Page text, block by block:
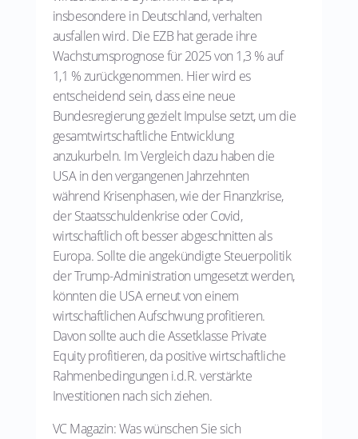
insbesondere in Deutschland, verhalten
ausfallen wird. Die EZB hat gerade ihre
Wachstumsprognose für 2025 von 1,3 % auf
1,1 % zurückgenommen. Hier wird es
entscheidend sein, dass eine neue
Bundesregierung gezielt Impulse setzt, um die
gesamtwirtschaftliche Entwicklung
anzukurbeln. Im Vergleich dazu haben die
USA in den vergangenen Jahrzehnten
während Krisenphasen, wie der Finanzkrise,
der Staatsschuldenkrise oder Covid,
wirtschaftlich oft besser abgeschnitten als
Europa. Sollte die angekündigte Steuerpolitik
der Trump-Administration umgesetzt werden,
könnten die USA erneut von einem
wirtschaftlichen Aufschwung profitieren.
Davon sollte auch die Assetklasse Private
Equity profitieren, da positive wirtschaftliche
Rahmenbedingungen i.d.R. verstärkte
Investitionen nach sich ziehen.
VC Magazin: Was wünschen Sie sich